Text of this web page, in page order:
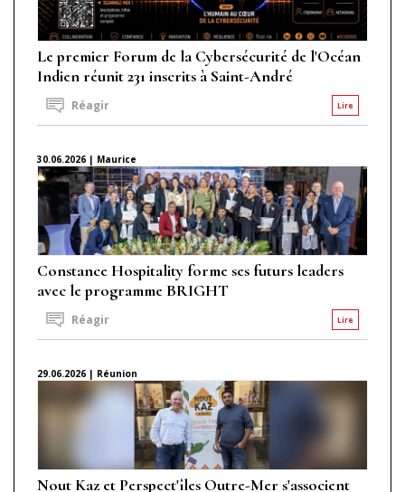
Le premier Forum de la Cybersécurité de l'Océan
Indien réunit 231 inscrits à Saint-André
Lire
Réagir
30.06.2026 | Maurice
Constance Hospitality forme ses futurs leaders
avec le programme BRIGHT
Lire
Réagir
29.06.2026 | Réunion
Nout Kaz et Perspect'îles Outre-Mer s'associent